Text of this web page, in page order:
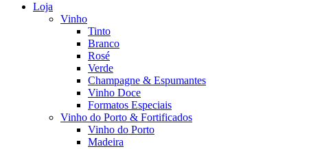
Loja
Vinho
Tinto
Branco
Rosé
Verde
Champagne & Espumantes
Vinho Doce
Formatos Especiais
Vinho do Porto & Fortificados
Vinho do Porto
Madeira